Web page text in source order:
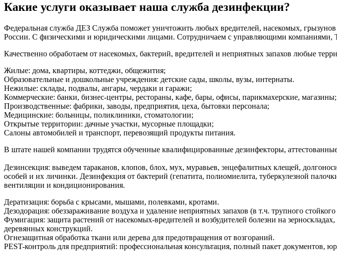
Какие услуги оказывает наша служба дезинфекции?
Федеральная служба ДЕЗ Служба поможет уничтожить любых вредителей, насекомых,
России. С физическими и юридическими лицами. Сотрудничаем с управляющими
Качественно обработаем от насекомых, бактерий, вредителей и неприятных запахов любые
Жилые: дома, квартиры, коттеджи, общежития;
Образовательные и дошкольные учреждения: детские сады, школы, вузы, интернаты.
Нежилые: склады, подвалы, ангары, чердаки и гаражи;
Коммерческие: банки, бизнес-центры, рестораны, кафе, бары, офисы, парикмахерские, магазины;
Производственные: фабрики, заводы, предприятия, цеха, бытовки персонала;
Медицинские: больницы, поликлиники, стоматологии;
Открытые территории: дачные участки, мусорные площадки;
Салоны автомобилей и транспорт, перевозящий продукты питания.
В штате нашей компании трудятся обученные квалифицированные дезинфекторы,
Дезинсекция: выведем тараканов, клопов, блох, мух, муравьев, энцефалитных клещей,
особей и их личинки. Дезинфекция от бактерий (гепатита, полиомиелита, туберкулезной
вентиляции и кондиционирования.
Дератизация: борьба с крысами, мышами, полевками, кротами.
Дезодорация: обеззараживание воздуха и удаление неприятных запахов (в т.ч. трупного стойкого
Фумигация: защита растений от насекомых-вредителей и возбудителей болезни на
деревянных конструкций.
Огнезащитная обработка ткани или дерева для предотвращения от возгораний.
PEST-контроль для предприятий: профессиональная консультация, полный пакет документов,